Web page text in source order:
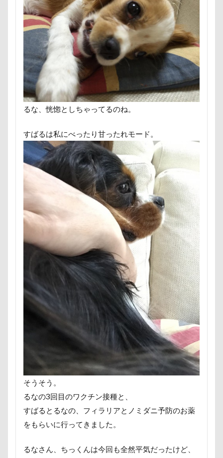
るな、恍惚としちゃってるのね。
すばるは私にべったり甘ったれモード。
そうそう。
るなの3回目のワクチン接種と、
すばるとるなの、フィラリアとノミダニ予防のお薬
をもらいに行ってきました。
るなさん、ちっくんは今回も全然平気だったけど、
土田トレーナー
国営武蔵丘陵森林公園
外耳炎
国営みちのく杜の湖畔公園
困惑顔
噛み噛み
哀愁
吾妻郡 吹き出し皿
君津市
吐いた
名護市
多頭飼い記念日
室内トレーニング
天空の遊覧カート
実はすごい
宝登山
宇宙犬スヌード
宇宙兄弟
子犬のワルツ
嬬恋村
妖怪アンテナ
奇跡体験！アンビリーバボー
太閤山ランド
天狗山プレイランド
天然記念物
大脱出 大福
大物説
大満足
大島屋 大宮区
大宮公園
大和町
夢愛ちゃん
ワンコ御節
年賀状
ペロペロ
ホームセンター
ホタルイカ
ホタルちゃん
ホクロ
ペンダント
ペンション・ブランシェ草津
ペンション
ペロリンチョ
ペロちゃん
ボサボサ
ペニーレイン
ペディ(PEDI)
ペット用バスタブ
ペット名刺
ペット同伴可飲食店
ペット可
ペットボトル
ペットプロフ
ペットパラダイス
ペットステージ（Petstages）
マウントジーンズ
マハロちゃん
マテ
マザー牧場
マサラちゃん
マグノリア棟
マウントジーンズ那須
マイフリーガード
ボート
マイクロビーズクッション
ポテチくん
ポチくん ポストカード